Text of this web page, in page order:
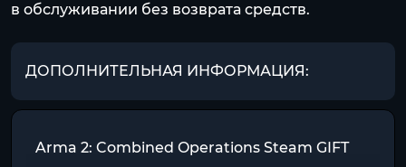
в обслуживании без возврата средств.
ДОПОЛНИТЕЛЬНАЯ ИНФОРМАЦИЯ:
Arma 2: Combined Operations Steam GIFT